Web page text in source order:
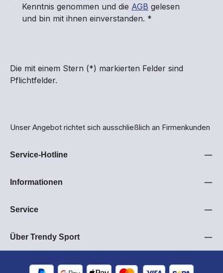
Kenntnis genommen und die AGB gelesen
und bin mit ihnen einverstanden. *
Die mit einem Stern (*) markierten Felder sind
Pflichtfelder.
Unser Angebot richtet sich ausschließlich an Firmenkunden
Service-Hotline
Informationen
Service
Über Trendy Sport